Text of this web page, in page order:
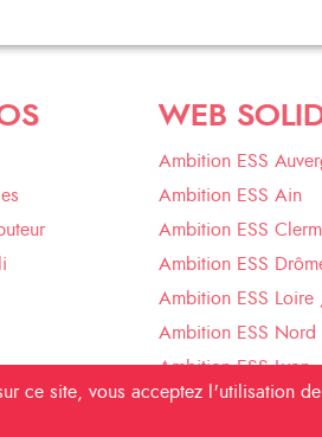
WEB
Ambition ESS
Ambition ESS Ain
Ambition ESS
Ambition ESS
Ambition ESS Loire
Ambition ESS Nord
Ambition ESS Lyon
Ambition ESS
ce site, vous acceptez l'utilisation